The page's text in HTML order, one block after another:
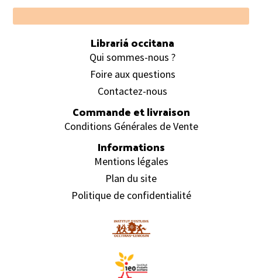
Footer
Librariá occitana
Qui sommes-nous ?
Foire aux questions
Contactez-nous
Commande et livraison
Conditions Générales de Vente
Informations
Mentions légales
Plan du site
Politique de confidentialité